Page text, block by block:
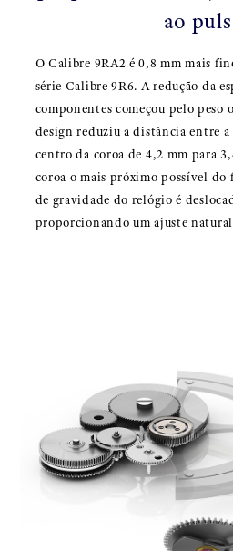
ao
O Calibre 9RA2 é 0,8 mm mais
série Calibre 9R6. A redução da
componentes começou pelo peso
design reduziu a distância entre a
centro da coroa de 4,2 mm para
coroa o mais próximo possível do
de gravidade do relógio é
proporcionando um ajuste